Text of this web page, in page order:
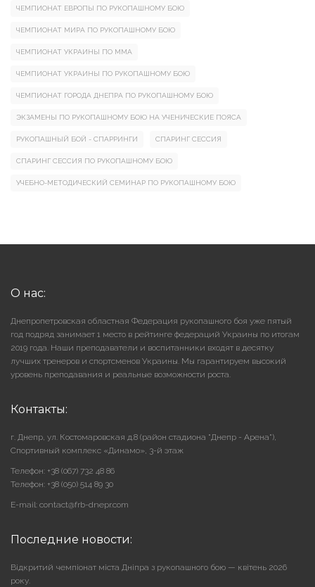
ЧЕМПИОНАТ ЕВРОПЫ ПО РУКОПАШНОМУ БОЮ
ЧЕМПИОНАТ МИРА ПО РУКОПАШНОМУ БОЮ
ЧЕМПИОНАТ УКРАИНЫ ПО ММА
ЧЕМПИОНАТ УКРАИНЫ ПО РУКОПАШНОМУ БОЮ
ЧЕМПИОНАТ ГОРОДА ДНЕПРА ПО РУКОПАШНОМУ БОЮ
ЭКЗАМЕНЫ ПО РУКОПАШНОМУ БОЮ НА УЧЕНИЧЕСКИЕ ПОЯСА
РУКОПАШНЫЙ БОЙ - СПАРРИНГИ СПАРИНГ СЕССИЯ
СПАРИНГ СЕССИЯ ПО РУКОПАШНОМУ БОЮ
УЧЕБНО-МЕТОДИЧЕСКИЙ СЕМИНАР ПО РУКОПАШНОМУ БОЮ
О нас:
Днепропетровская областная Федерация рукопашного боя уже пятый
год подряд занимает 1 место в рейтинге федераций Украины по итогам
2019 года. Наши преподаватели и воспитанники входят в десятку
лучших тренеров и спортсменов Украины. Мы гарантируем высокий
уровень преподавания и реальные возможности роста.
Контакты:
г. Днепр, ул. Костомаровская д.8 (район стадиона "Днепр - Арена"),
Cпортивный комплекс «Динамо», 3-й этаж
Телефон: +38 (067) 732 48 86
Телефон: +38 (050) 514 89 30
E-mail: contact@frb-dnepr.com
Последние новости:
Відкритий чемпіонат міста Дніпра з рукопашного бою — квітень 2026
року.